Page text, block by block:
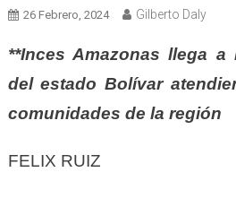
26 Febrero, 2024 Gilberto Daly
**Inces Amazonas llega
del estado Bolívar
comunidades de la región
FELIX RUIZ